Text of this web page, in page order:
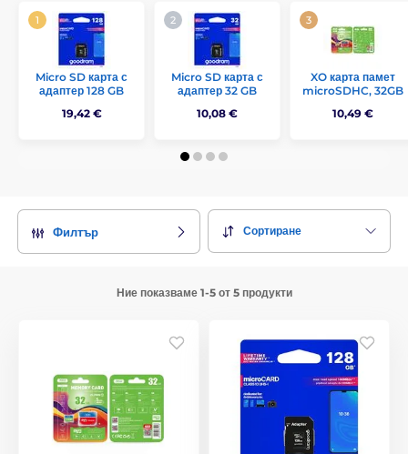
Micro SD карта с
адаптер 128 GB
19,42 €
Micro SD карта с
адаптер 32 GB
10,08 €
XO карта памет
microSDHC, 32GB
10,49 €
Филтър Сортиране
Ние показваме 1-5 от 5 продукти